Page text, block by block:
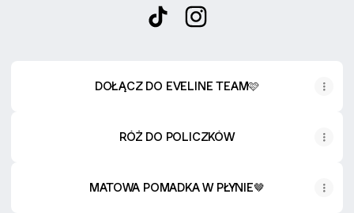
DOŁĄCZ DO EVELINE TEAM🩷
RÓŻ DO POLICZKÓW
MATOWA POMADKA W PŁYNIE🤎